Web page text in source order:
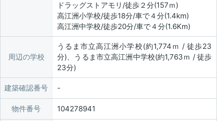
ドラッグストアモリ/徒歩２分(157ｍ)
高江洲小学校/徒歩18分/車で４分(1.4km)
高江洲中学校/徒歩20分/車で４分(1.6Km)
周辺の学校
うるま市立高江洲小学校(約1,774ｍ / 徒歩23
分)、うるま市立高江洲中学校(約1,763ｍ / 徒歩
23分)
建築確認番号
物件番号 104278941